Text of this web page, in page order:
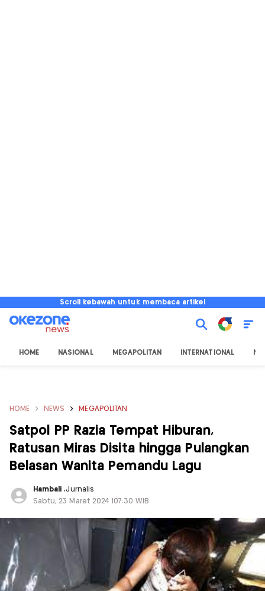
Scroll kebawah untuk membaca artikel
HOME NASIONAL MEGAPOLITAN INTERNATIONAL
HOME NEWS MEGAPOLITAN
Satpol PP Razia Tempat Hiburan,
Ratusan Miras Disita hingga Pulangkan
Belasan Wanita Pemandu Lagu
Hambali,Jurnalis
Sabtu, 23 Maret 2024 |07:30 WIB